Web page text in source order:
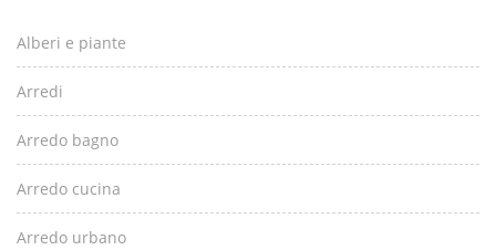
Alberi e piante
Arredi
Arredo bagno
Arredo cucina
Arredo urbano